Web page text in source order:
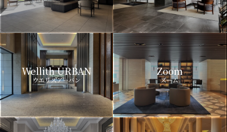
Wellith URBAN
ウエリスアーバン
Zoom
ズーム